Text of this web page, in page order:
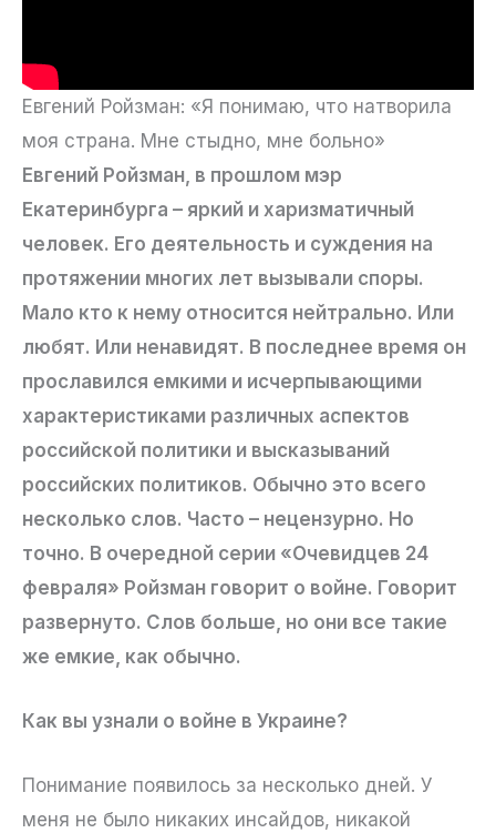
Евгений Ройзман: «Я понимаю, что натворила
моя страна. Мне стыдно, мне больно»
Евгений Ройзман, в прошлом мэр
Екатеринбурга – яркий и харизматичный
человек. Его деятельность и суждения на
протяжении многих лет вызывали споры.
Мало кто к нему относится нейтрально. Или
любят. Или ненавидят. В последнее время он
прославился емкими и исчерпывающими
характеристиками различных аспектов
российской политики и высказываний
российских политиков. Обычно это всего
несколько слов. Часто – нецензурно. Но
точно. В очередной серии «Очевидцев 24
февраля» Ройзман говорит о войне. Говорит
развернуто. Слов больше, но они все такие
же емкие, как обычно.
Как вы узнали о войне в Украине?
Понимание появилось за несколько дней. У
меня не было никаких инсайдов, никакой